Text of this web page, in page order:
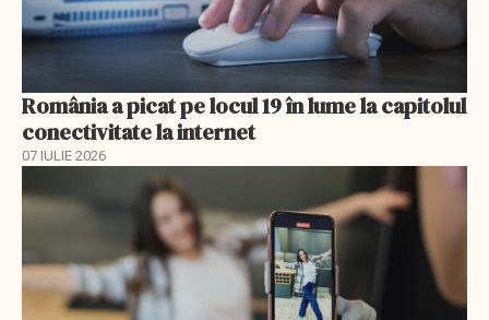
România a picat pe locul 19 în lume la capitolul
conectivitate la internet
07 IULIE 2026